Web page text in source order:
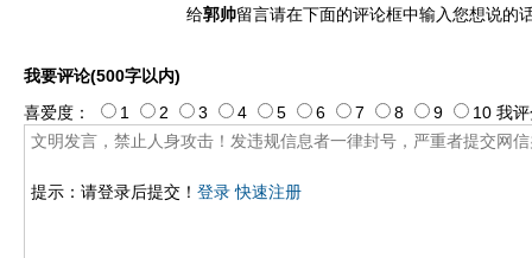
给郭帅留言请在下面的评论框中输入您想说的
我要评论(500字以内)
提示：请登录后提交！ 登录 快速注册
喜爱度： 1 2 3 4 5 6 7 8 9 10 我评